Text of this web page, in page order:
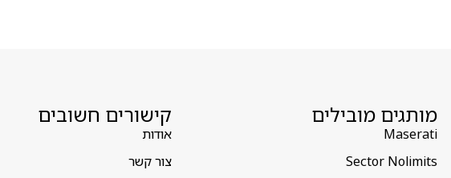
מותגים מובילים
Maserati
Sector Nolimits
קישורים חשובים
אודות
צור קשר